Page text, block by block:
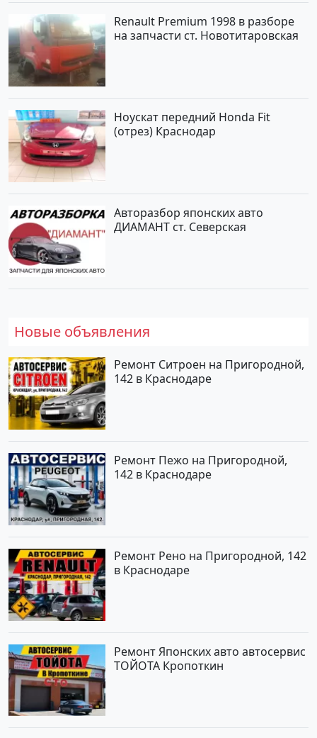
Renault Premium 1998 в разборе
на запчасти ст. Новотитаровская
Ноускат передний Honda Fit
(отрез) Краснодар
Авторазбор японских авто
ДИАМАНТ ст. Северская
Новые объявления
Ремонт Ситроен на Пригородной,
142 в Краснодаре
Ремонт Пежо на Пригородной,
142 в Краснодаре
Ремонт Рено на Пригородной, 142
в Краснодаре
Ремонт Японских авто автосервис
ТОЙОТА Кропоткин